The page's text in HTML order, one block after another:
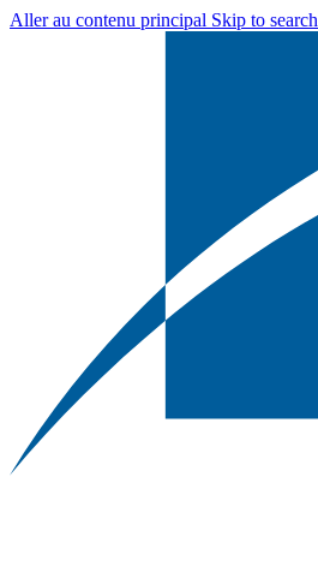
Aller au contenu principal Skip to search